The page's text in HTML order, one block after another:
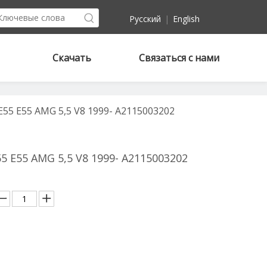
Pусский | English
Скачать Связаться с нами
E55 AMG 5,5 V8 1999- A2115003202
E55 AMG 5,5 V8 1999- A2115003202